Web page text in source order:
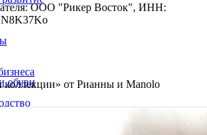
обуви
ООО "Рикер Восток", ИНН:
от Рианны и Manolo